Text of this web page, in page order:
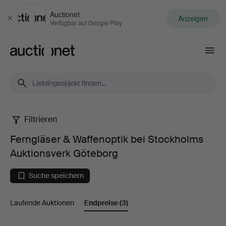
Schließen
Auctionet
Verfügbar auf Google Play Anzeigen
Ferngläser
Waffenoptik
bei
Filtrieren
Ferngläser & Waffenoptik bei Stockholms
Auktionsverk Göteborg
Suche speichern
Laufende Auktionen Endpreise(3)